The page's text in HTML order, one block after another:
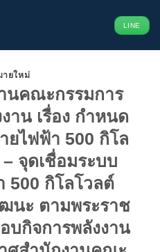
LINE
ายใหม่
นคณะกรรมการ
าน เรื่อง กำหนด
ยไฟฟ้า 500 กิโล
จุดเชื่อมระบบ
500 กิโลโวลต์
นะ ตามพระราช
กิจการพลังงาน